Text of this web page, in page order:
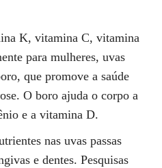
K, vitamina C, vitamina
para mulheres, uvas
que promove a saúde
O boro ajuda o corpo a
e a vitamina D.
nas uvas passas
e dentes. Pesquisas